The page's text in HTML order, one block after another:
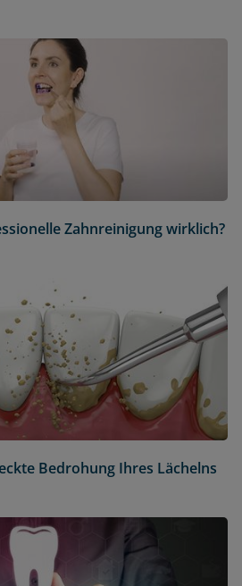
Zahnreinigung wirklich?
Bedrohung Ihres Lächelns